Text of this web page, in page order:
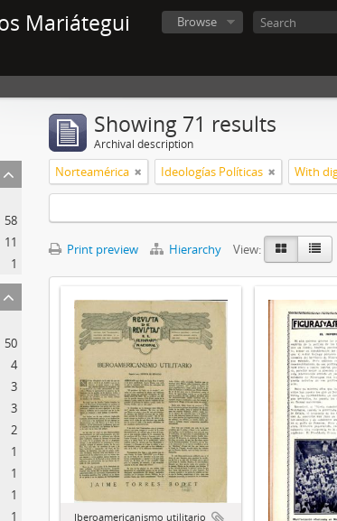
Mariátegui Browse
58
11
1
50
4
3
3
2
1
1
1
1
Showing 71 results
Archival description
Norteamérica Ideologías Políticas With
Print preview Hierarchy View:
Iberoamericanismo utilitario